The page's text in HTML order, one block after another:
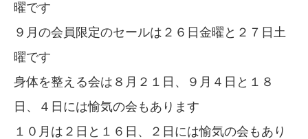
曜です
９月の会員限定のセールは２６日金曜と２７日土
曜です
身体を整える会は８月２１日、９月４日と１８
日、４日には愉気の会もあります
１０月は２日と１６日、２日には愉気の会もあり